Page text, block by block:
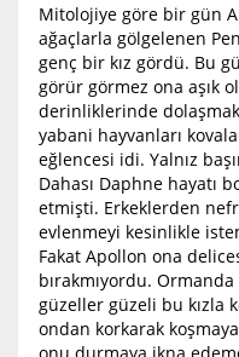
Mitolojiye göre bir gün
ağaçlarla gölgelenen
genç bir kız gördü. Bu
görür görmez ona aşık
derinliklerinde
yabani hayvanları
eğlencesi idi. Yalnız
Dahası Daphne hayatı
etmişti. Erkeklerden
evlenmeyi kesinlikle
Fakat Apollon ona
bırakmıyordu. Ormanda
güzeller güzeli bu kızla
ondan korkarak